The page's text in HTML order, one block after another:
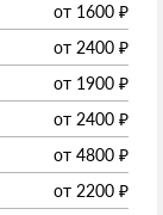
от 1600 ₽
от 2400 ₽
от 1900 ₽
от 2400 ₽
от 4800 ₽
от 2200 ₽